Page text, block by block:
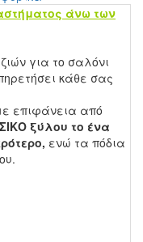
άνω των
για το σαλόνι
κάθε σας
επιφάνεια από
ξύλου το ένα
ενώ τα πόδια